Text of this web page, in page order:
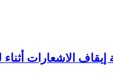
الاشعارات